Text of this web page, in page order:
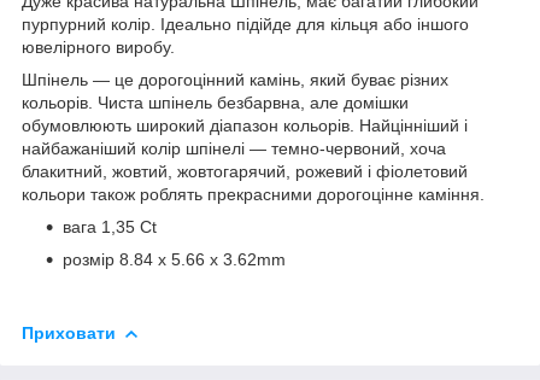
пурпурний колір. Ідеально підійде для кільця або іншого
ювелірного виробу.
Шпінель — це дорогоцінний камінь, який буває різних
кольорів. Чиста шпінель безбарвна, але домішки
обумовлюють широкий діапазон кольорів. Найцінніший і
найбажаніший колір шпінелі — темно-червоний, хоча
блакитний, жовтий, жовтогарячий, рожевий і фіолетовий
кольори також роблять прекрасними дорогоцінне каміння.
вага 1,35 Ct
розмір 8.84 x 5.66 x 3.62mm
Приховати